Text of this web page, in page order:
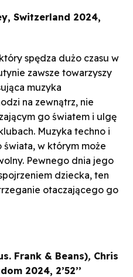
Switzerland 2024,
spędza dużo czasu w
zawsze towarzyszy
muzyka
na zewnątrz, nie
go światem i ulgę
Muzyka techno i
w którym może
Pewnego dnia jego
dziecka, ten
otaczającego go
Frank & Beans), Chris
2024, 2’52’’